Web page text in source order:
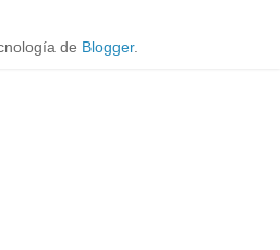
de Blogger.